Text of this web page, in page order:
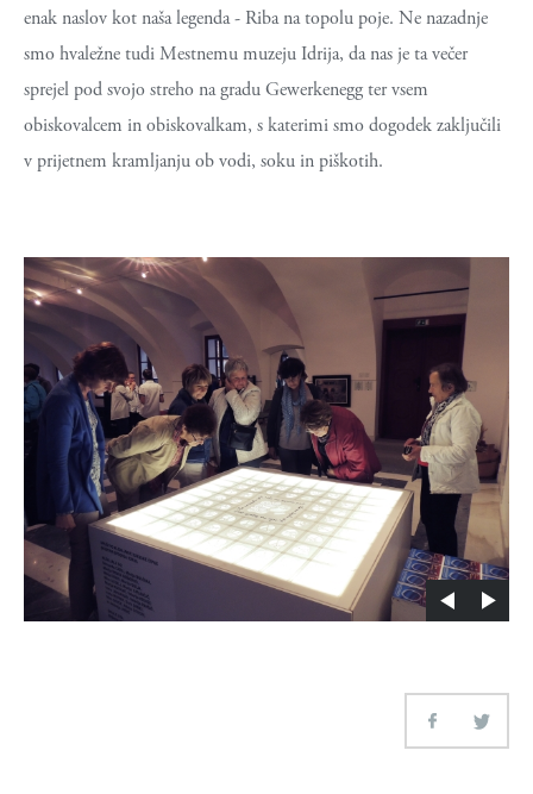
enak naslov kot naša legenda - Riba na topolu poje. Ne nazadnje
smo hvaležne tudi Mestnemu muzeju Idrija, da nas je ta večer
sprejel pod svojo streho na gradu Gewerkenegg ter vsem
obiskovalcem in obiskovalkam, s katerimi smo dogodek zaključili
v prijetnem kramljanju ob vodi, soku in piškotih.